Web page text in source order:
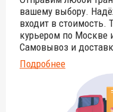
вашему выбору.
входит в стоимость.
курьером по Москве
Самовывоз и
Подробнее